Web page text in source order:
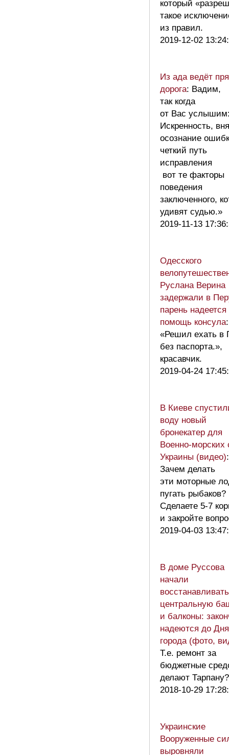
который
такое
из правил.
2019-12-02
Из ада ведёт
дорога: Вадим,
так когда
от Вас
Искренность,
осознание
четкий путь
исправления
вот те факторы
поведения
заключенного,
удивят судью.»
2019-11-13
Одесского
Руслана Верина
задержали в
парень надеется
помощь консула:
«Решил ехать в
без паспорта.»,
красавчик.
2019-04-24
В Киеве
воду новый
бронекатер для
Военно-морских
Украины (видео):
Зачем делать
эти моторные
пугать рыбаков?
Сделаете 5-7
и закройте
2019-04-03
В доме Руссова
начали
восстанавливать
центральную
и балконы:
надеются до Дня
города (фото,
Т.е. ремонт за
бюджетные
делают Тарпану?
2018-10-29
Украинские
Вооруженные
выровняли